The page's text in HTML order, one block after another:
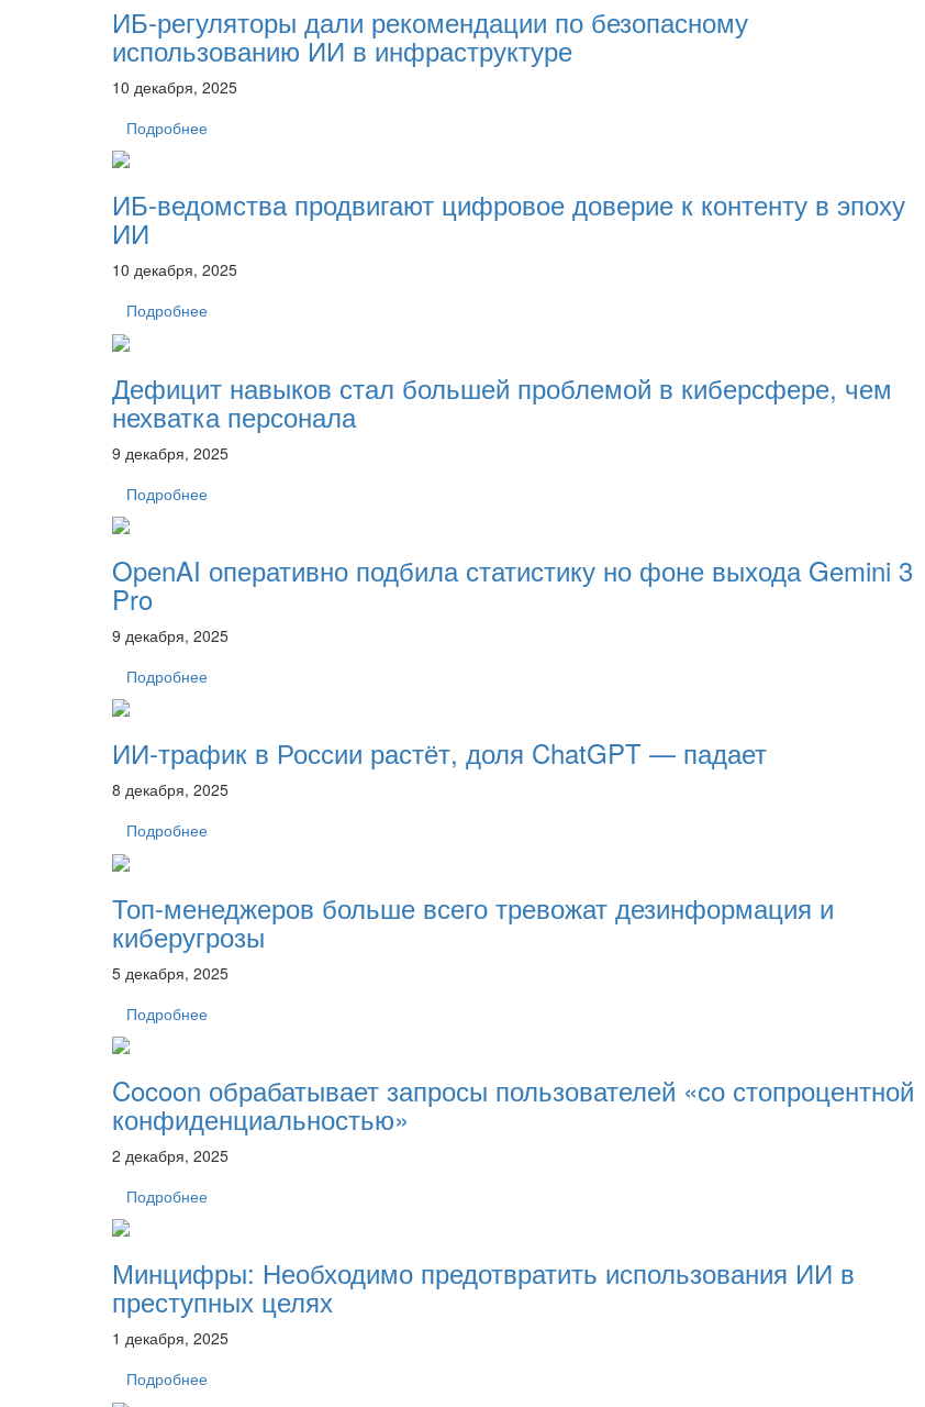
ИБ-регуляторы дали рекомендации по безопасному
использованию ИИ в инфраструктуре
10 декабря, 2025
Подробнее
ИБ-ведомства продвигают цифровое доверие к контенту в эпоху
ИИ
10 декабря, 2025
Подробнее
Дефицит навыков стал большей проблемой в киберсфере, чем
нехватка персонала
9 декабря, 2025
Подробнее
OpenAI оперативно подбила статистику но фоне выхода Gemini 3
Pro
9 декабря, 2025
Подробнее
ИИ-трафик в России растёт, доля ChatGPT — падает
8 декабря, 2025
Подробнее
Топ-менеджеров больше всего тревожат дезинформация и
киберугрозы
5 декабря, 2025
Подробнее
Cocoon обрабатывает запросы пользователей «со стопроцентной
конфиденциальностью»
2 декабря, 2025
Подробнее
Минцифры: Необходимо предотвратить использования ИИ в
преступных целях
1 декабря, 2025
Подробнее